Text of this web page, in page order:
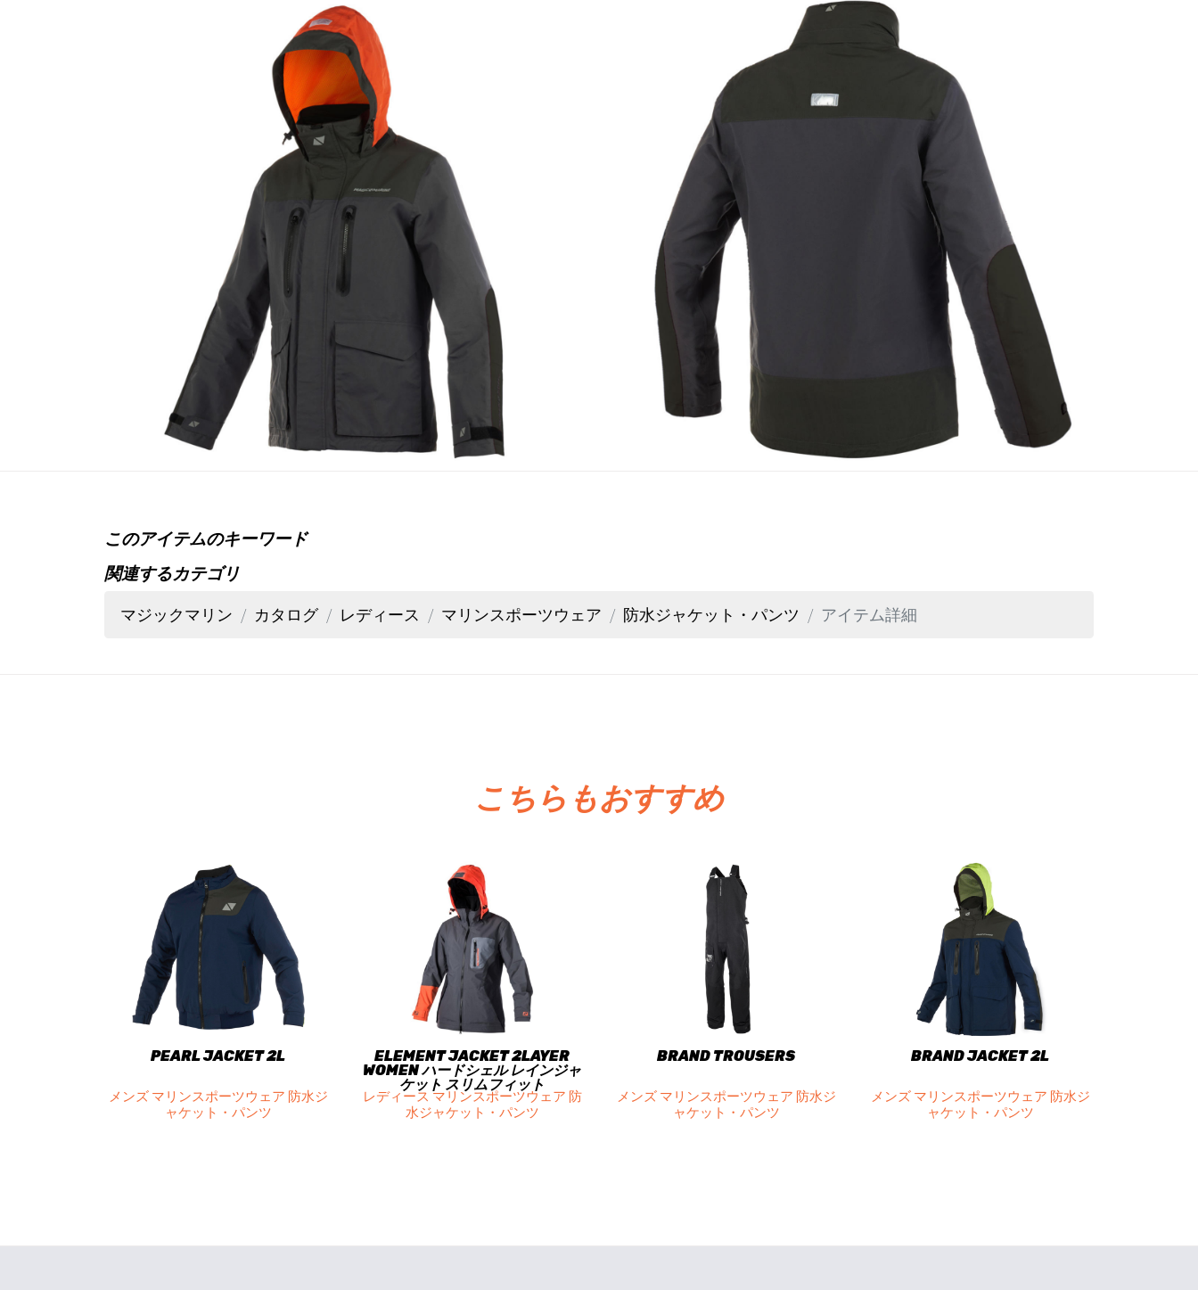
このアイテムのキーワード
関連するカテゴリ
マジックマリン
カタログ レディース マリンスポーツウェア 防水ジャケット・パンツ アイテム詳細
こちらもおすすめ
PEARL JACKET 2L
メンズ マリンスポーツウェア 防水ジ
ャケット・パンツ
ELEMENT JACKET 2LAYER
WOMEN ハードシェル レインジャ
ケット スリムフィット
レディース マリンスポーツウェア 防
水ジャケット・パンツ
BRAND TROUSERS
メンズ マリンスポーツウェア 防水ジ
ャケット・パンツ
BRAND JACKET 2L
メンズ マリンスポーツウェア 防水ジ
ャケット・パンツ